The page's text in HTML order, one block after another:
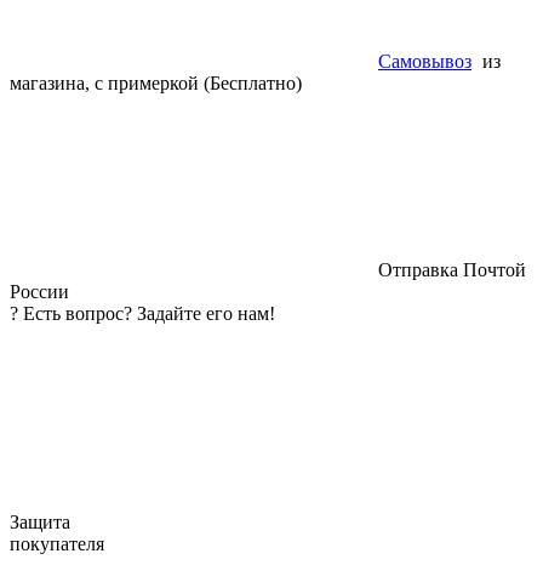
Самовывоз из
магазина, с примеркой (Бесплатно)
Отправка Почтой
России
? Есть вопрос? Задайте его нам!
Защита
покупателя